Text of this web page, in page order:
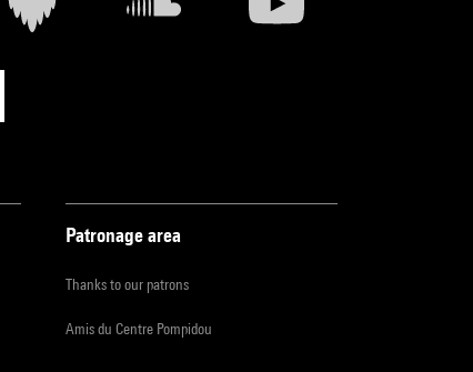
Patronage area
Thanks to our patrons
Amis du Centre Pompidou